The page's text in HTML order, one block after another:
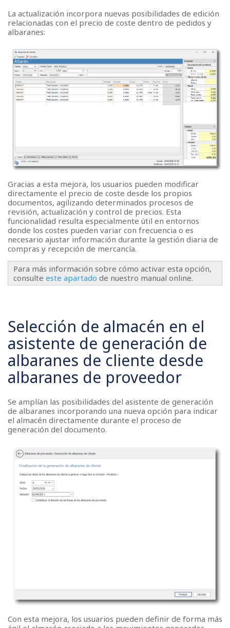
La actualización incorpora nuevas posibilidades de edición
relacionadas con el precio de coste dentro de pedidos y
albaranes:
Gracias a esta mejora, los usuarios pueden modificar
directamente el precio de coste desde los propios
documentos, agilizando determinados procesos de
revisión, actualización y control de precios. Esta
funcionalidad resulta especialmente útil en entornos
donde los costes pueden variar con frecuencia o es
necesario ajustar información durante la gestión diaria de
compras y recepción de mercancía.
Para más información sobre cómo activar esta opción,
consulte este apartado de nuestro manual online.
Selección de almacén en el
asistente de generación de
albaranes de cliente desde
albaranes de proveedor
Se amplían las posibilidades del asistente de generación
de albaranes incorporando una nueva opción para indicar
el almacén directamente durante el proceso de
generación del documento.
Con esta mejora, los usuarios pueden definir de forma más